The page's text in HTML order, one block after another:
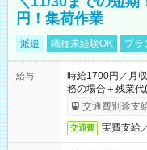
円！集荷作業
派遣 職種未経験OK ブラ
給与
時給1700円／月
務の場合＋残業
交通費別途支
交通費 実費支給